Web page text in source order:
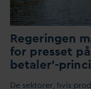
Regeringen
for presset
betaler'-
De sektorer, hvis